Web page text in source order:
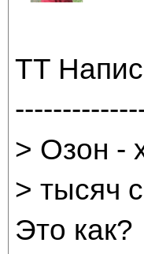
TT
> Озон -
> тысяч
Это как?